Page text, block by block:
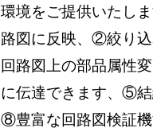
環境をご提供いたし
路図に反映、②絞り
回路図上の部品属性
に伝達できます、⑤
⑧豊富な回路図検証機